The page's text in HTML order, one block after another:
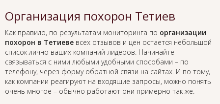
Организация похорон Тетиев
Как правило, по результатам мониторинга по организации
похорон в Тетиеве всех отзывов и цен остается небольшой
список лично ваших компаний-лидеров. Начинайте
связываться с ними любыми удобными способами – по
телефону, через форму обратной связи на сайтах. И по тому,
как компании реагируют на входящие запросы, можно понять
очень многое – обычно работают они примерно так же.